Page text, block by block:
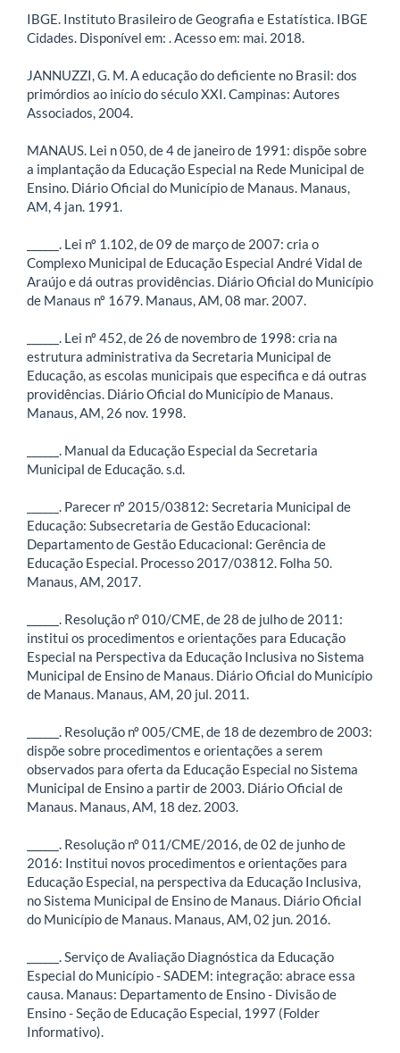
IBGE. Instituto Brasileiro de Geografia e Estatística. IBGE
Cidades. Disponível em:
. Acesso em: mai. 2018.
JANNUZZI, G. M. A educação do deficiente no Brasil: dos
primórdios ao início do século XXI. Campinas: Autores
Associados, 2004.
MANAUS. Lei n 050, de 4 de janeiro de 1991: dispõe sobre
a implantação da Educação Especial na Rede Municipal de
Ensino. Diário Oficial do Município de Manaus. Manaus,
AM, 4 jan. 1991.
______. Lei nº 1.102, de 09 de março de 2007: cria o
Complexo Municipal de Educação Especial André Vidal de
Araújo e dá outras providências. Diário Oficial do Município
de Manaus nº 1679. Manaus, AM, 08 mar. 2007.
______. Lei nº 452, de 26 de novembro de 1998: cria na
estrutura administrativa da Secretaria Municipal de
Educação, as escolas municipais que especifica e dá outras
providências. Diário Oficial do Município de Manaus.
Manaus, AM, 26 nov. 1998.
______. Manual da Educação Especial da Secretaria
Municipal de Educação. s.d.
______. Parecer nº 2015/03812: Secretaria Municipal de
Educação: Subsecretaria de Gestão Educacional:
Departamento de Gestão Educacional: Gerência de
Educação Especial. Processo 2017/03812. Folha 50.
Manaus, AM, 2017.
______. Resolução n° 010/CME, de 28 de julho de 2011:
institui os procedimentos e orientações para Educação
Especial na Perspectiva da Educação Inclusiva no Sistema
Municipal de Ensino de Manaus. Diário Oficial do Município
de Manaus. Manaus, AM, 20 jul. 2011.
______. Resolução nº 005/CME, de 18 de dezembro de 2003:
dispõe sobre procedimentos e orientações a serem
observados para oferta da Educação Especial no Sistema
Municipal de Ensino a partir de 2003. Diário Oficial de
Manaus. Manaus, AM, 18 dez. 2003.
______. Resolução nº 011/CME/2016, de 02 de junho de
2016: Institui novos procedimentos e orientações para
Educação Especial, na perspectiva da Educação Inclusiva,
no Sistema Municipal de Ensino de Manaus. Diário Oficial
do Município de Manaus. Manaus, AM, 02 jun. 2016.
______. Serviço de Avaliação Diagnóstica da Educação
Especial do Município - SADEM: integração: abrace essa
causa. Manaus: Departamento de Ensino - Divisão de
Ensino - Seção de Educação Especial, 1997 (Folder
Informativo).